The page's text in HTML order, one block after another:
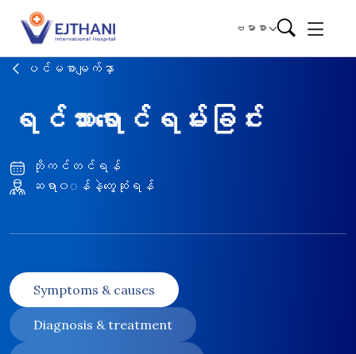
Skip to content
ဗမာစာ
ပင်မစာမျက်နှာ
ရင်သားရောင်ရမ်းခြင်း
ဘိုကင်တင်ရန်
ဆရာ၀◌န်နဲ့တွေ့ဆုံရန်
Symptoms & causes
Diagnosis & treatment